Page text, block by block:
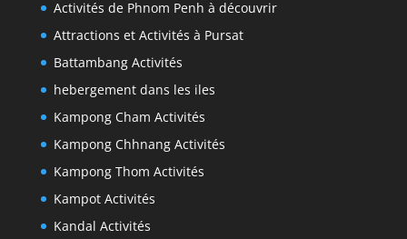
Activités de Phnom Penh à découvrir
Attractions et Activités à Pursat
Battambang Activités
hebergement dans les iles
Kampong Cham Activités
Kampong Chhnang Activités
Kampong Thom Activités
Kampot Activités
Kandal Activités